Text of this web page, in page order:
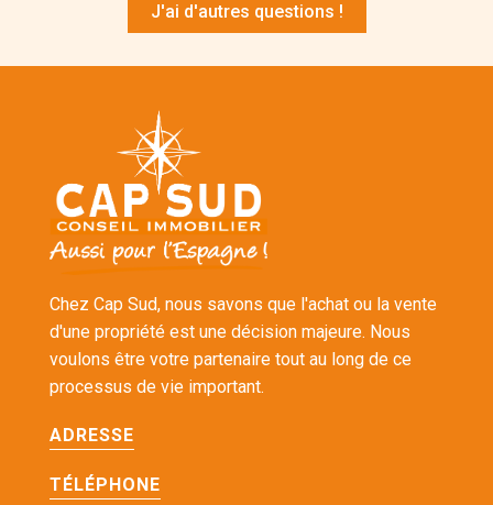
J'ai d'autres questions !
Chez Cap Sud, nous savons que l'achat ou la vente
d'une propriété est une décision majeure. Nous
voulons être votre partenaire tout au long de ce
processus de vie important.
ADRESSE
TÉLÉPHONE